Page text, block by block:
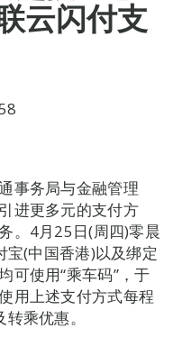
云闪付支
事务局与金融管理
进更多元的支付方
。4月25日(周四)零晨
(中国香港)以及绑定
可使用“乘车码”，于
用上述支付方式每程
乘优惠。